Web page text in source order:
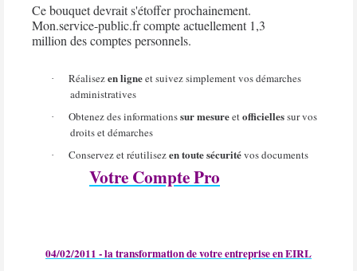
Ce bouquet devrait s'étoffer prochainement.
Mon.service-public.fr compte actuellement 1,3
million des comptes personnels.
· Réalisezen ligneet suivez simplement vos démarches
administratives
· Obtenez des informationssur mesureetofficiellessur vos
droits et démarches
· Conservez et réutilisezen toute sécuritévos documents
Votre Compte Pro
04/02/2011 - la transformation de votre entreprise en EIRL